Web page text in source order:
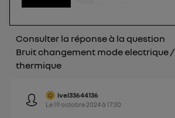
Consulter la réponse à la question
Bruit changement mode electrique /
thermique
ivel33644136
Le19 octobre 2024à17:30
L'identifiant est associé à
internet. Ainsi, toutes les
même connexion et ayant
Pour une connexion foyer
sur la navigation des membres du foyer